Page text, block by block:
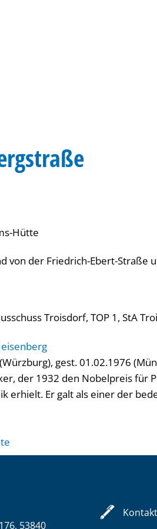
Hütte
von der Friedrich-Ebert-Straße
Troisdorf, TOP 1, StA
gest. 01.02.1976
der 1932 den Nobelpreis für
erhielt. Er galt als einer der
53840
Kontakt